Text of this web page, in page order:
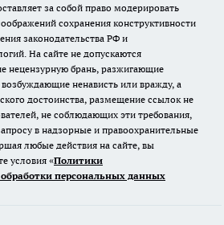
за собой право модерировать
сохранения конструктивности
законодательства РФ и
На сайте не допускаются
нецензурную брань, разжигающие
ненависть или вражду, а
достоинства, размещение ссылок не
не соблюдающих эти требования,
в надзорные и правоохранительные
любые действия на сайте, вы
условия «Политики
персональных данных